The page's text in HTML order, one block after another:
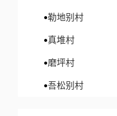
勒地别村
真堆村
磨坪村
吾松别村